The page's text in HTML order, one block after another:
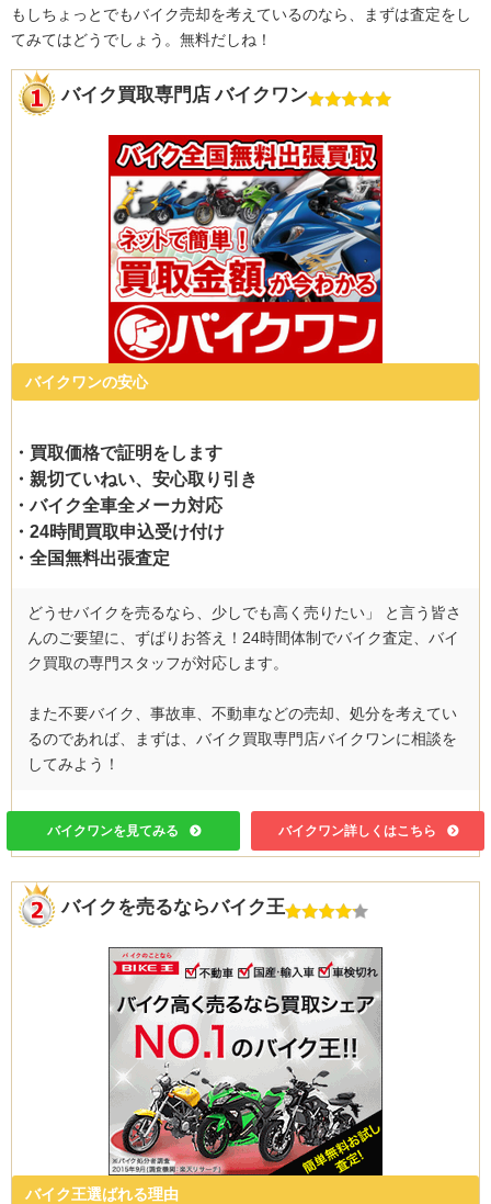
もしちょっとでもバイク売却を考えているのなら、まずは査定をし
てみてはどうでしょう。無料だしね！
バイク買取専門店 バイクワン
バイクワンの安心
・買取価格で証明をします
・親切ていねい、安心取り引き
・バイク全車全メーカ対応
・24時間買取申込受け付け
・全国無料出張査定
どうせバイクを売るなら、少しでも高く売りたい」 と言う皆さ
んのご要望に、ずばりお答え！24時間体制でバイク査定、バイ
ク買取の専門スタッフが対応します。
また不要バイク、事故車、不動車などの売却、処分を考えてい
るのであれば、まずは、バイク買取専門店バイクワンに相談を
してみよう！
バイクワンを見てみる バイクワン詳しくはこちら
バイクを売るならバイク王
バイク王選ばれる理由